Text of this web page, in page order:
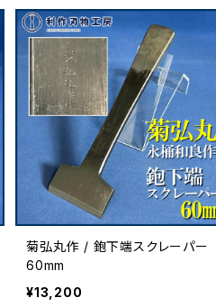
菊弘丸作 / 鉋下端スクレーパー
60mm
¥13,200